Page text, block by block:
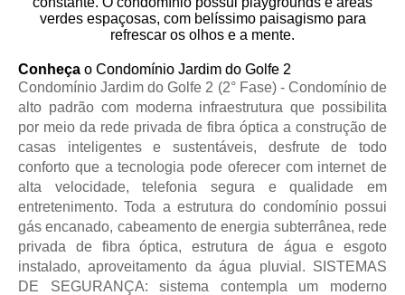
Conheça o Condomínio Jardim do Golfe 2
Condomínio Jardim do Golfe 2 (2° Fase) - Condomínio de
alto padrão com moderna infraestrutura que possibilita
por meio da rede privada de fibra óptica a construção de
casas inteligentes e sustentáveis, desfrute de todo
conforto que a tecnologia pode oferecer com internet de
alta velocidade, telefonia segura e qualidade em
entretenimento. Toda a estrutura do condomínio possui
gás encanado, cabeamento de energia subterrânea, rede
privada de fibra óptica, estrutura de água e esgoto
instalado, aproveitamento da água pluvial. SISTEMAS
DE SEGURANÇA: sistema contempla um moderno